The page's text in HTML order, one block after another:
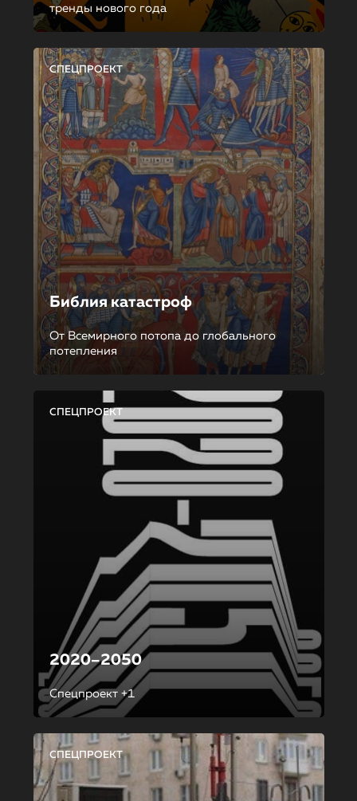
тренды нового года
СПЕЦПРОЕКТ
Библия катастроф
От Всемирного потопа до глобального
потепления
СПЕЦПРОЕКТ
2020–2050
Спецпроект +1
СПЕЦПРОЕКТ